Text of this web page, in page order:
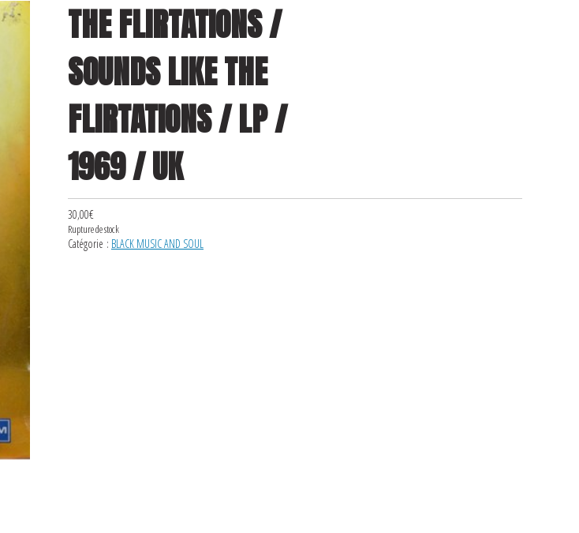
THE FLIRTATIONS /
SOUNDS LIKE THE
FLIRTATIONS / LP /
1969 / UK
30,00€
Rupture de stock
Catégorie : BLACK MUSIC AND SOUL